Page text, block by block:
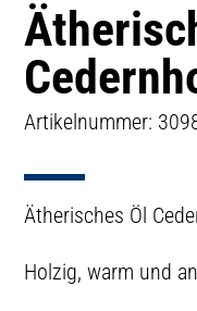
Artikelnummer:
Ätherisches Öl
Holzig, warm und